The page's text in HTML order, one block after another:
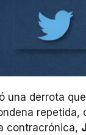
una derrota
contracrónica,